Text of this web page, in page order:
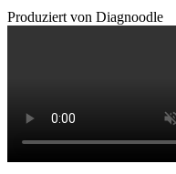
Produziert von Diagnoodle